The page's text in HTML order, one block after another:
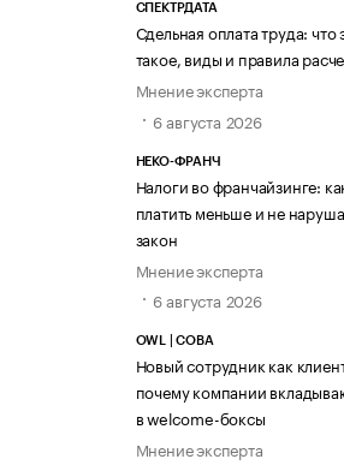
СПЕКТРДАТА
Сдельная оплата труда: что
такое, виды и правила
Мнение эксперта
6 августа 2026
НЕКО-ФРАНЧ
Налоги во франчайзинге:
платить меньше и не
закон
Мнение эксперта
6 августа 2026
OWL | СОВА
Новый сотрудник как
почему компании
в welcome-боксы
Мнение эксперта